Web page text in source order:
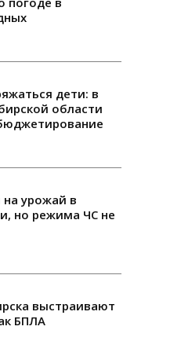
дети: в
области
урожай в
но режима ЧС не
выстраивают
БПЛА